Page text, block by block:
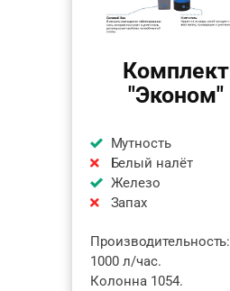
Комплект
"Эконом"
Мутность
Белый налёт
Железо
Запах
Производительность:
1000 л/час.
Колонна 1054.